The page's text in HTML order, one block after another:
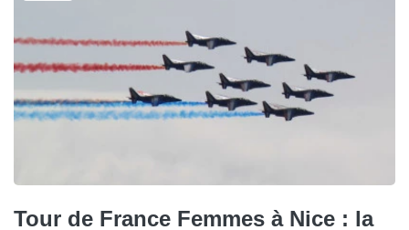
Tour de France Femmes à Nice : la